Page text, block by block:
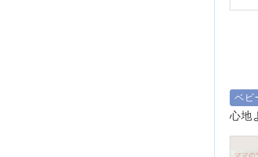
ベビ
心地